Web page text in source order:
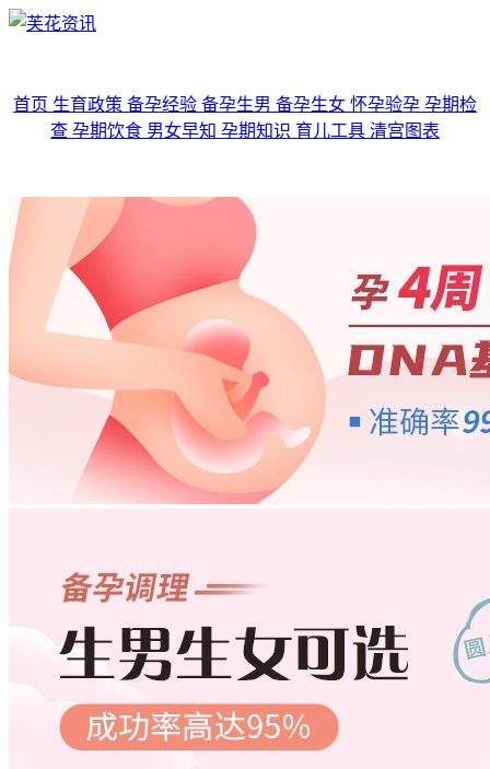
首页 生育政策 备孕经验 备孕生男 备孕生女 怀孕验孕 孕期检
查 孕期饮食 男女早知 孕期知识 育儿工具 清宫图表